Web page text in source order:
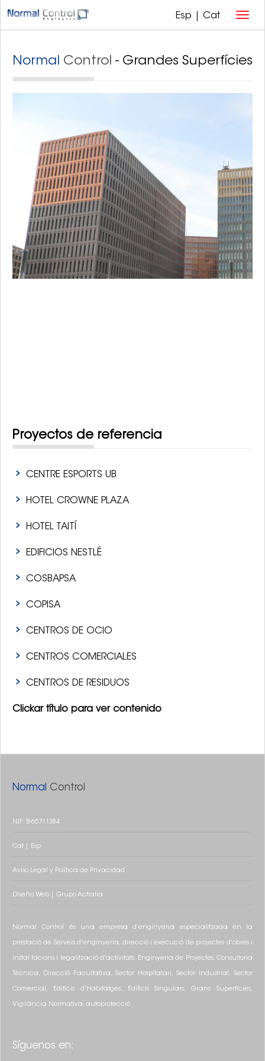
Esp Cat
Normal Control - Grandes Superfícies
Proyectos de referencia
CENTRE ESPORTS UB
HOTEL CROWNE PLAZA
HOTEL TAITÍ
EDIFICIOS NESTLÉ
COSBAPSA
COPISA
CENTROS DE OCIO
CENTROS COMERCIALES
CENTROS DE RESIDUOS
Clickar título para ver contenido
Normal Control
NIF: B-65711384
Cat Esp
Aviso Legal y Política de Privacidad
Diseño Web GrupoActialia
Normal Control és una empresa d’enginyeria especialitzada en la
prestació de Serveis d'enginyeria, direcció i execució de projectes d'obres i
instal·lacions i legalització d'activitats. Enginyeria de Projectes, Consultoria
Tècnica, Direcció Facultativa, Sector Hospitalari, Sector Industrial, Sector
Comercial, Edificis d'Habitatges, Edificis Singulars, Grans Superfícies,
Vigilància Normativa, autoprotecció.
Síguenos en: